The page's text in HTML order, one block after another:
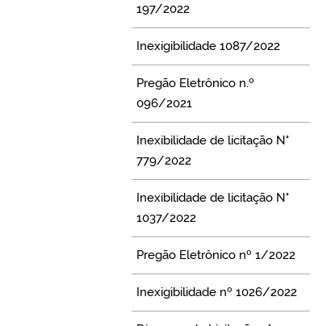
197/2022
Inexigibilidade 1087/2022
Pregão Eletrônico n.º
096/2021
Inexibilidade de licitação N°
779/2022
Inexibilidade de licitação N°
1037/2022
Pregão Eletrônico nº 1/2022
Inexigibilidade nº 1026/2022